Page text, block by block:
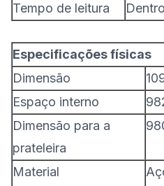
Tempo de leitura
Especificações físicas
Dimensão
Espaço interno
Dimensão para a
prateleira
Material